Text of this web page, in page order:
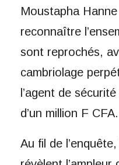
Moustapha
reconnaître
sont reprochés,
cambriolage
l’agent de
d’un million F CFA.
Au fil de